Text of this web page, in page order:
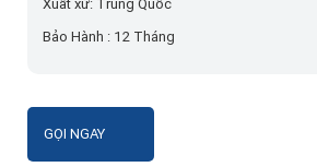
Xuất xứ: Trung Quốc
Bảo Hành : 12 Tháng
GỌI NGAY